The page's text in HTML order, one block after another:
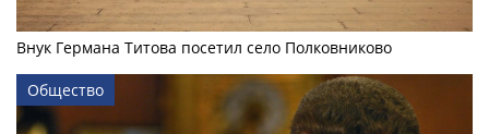
Внук Германа Титова посетил село Полковниково
Общество